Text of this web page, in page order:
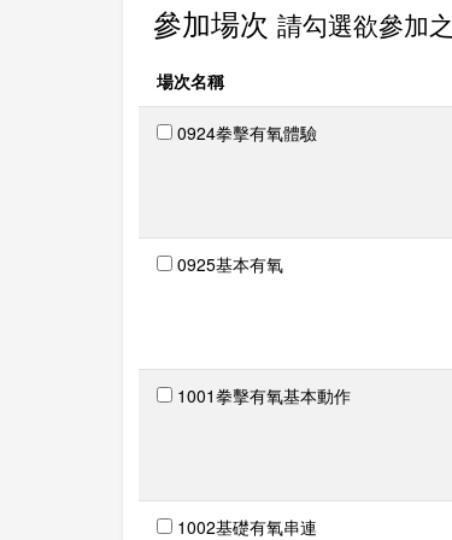
參加場次 請勾選欲參加
場次名稱
0924拳擊有氧體驗
0925基本有氧
1001拳擊有氧基本動作
1002基礎有氧串連